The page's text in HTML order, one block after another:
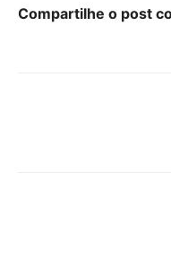
Compartilhe o post